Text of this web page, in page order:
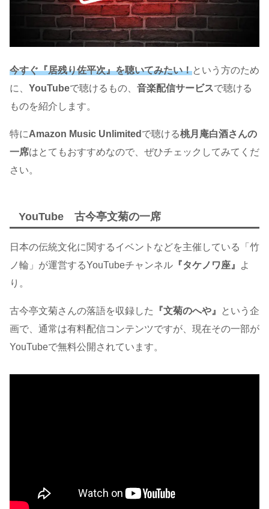
今すぐ『居残り佐平次』を聴いてみたい！という方のため
に、 YouTubeで聴けるもの、 音楽配信サービスで聴ける
ものを紹介します。
特にAmazon Music Unlimited で聴ける桃月庵白酒さんの
一席はとてもおすすめなので、ぜひチェックしてみてくだ
さい。
YouTube 古今亭文菊の一席
日本の伝統文化に関するイベントなどを主催している「竹
ノ輪」が運営するYouTubeチャンネル 『 タケノワ座』
よ
り。
古今亭文菊さんの落語を収録した 『文菊のへや』
という企
画で、通常は有料配信コンテンツですが、現在その一部が
YouTubeで無料公開されています。